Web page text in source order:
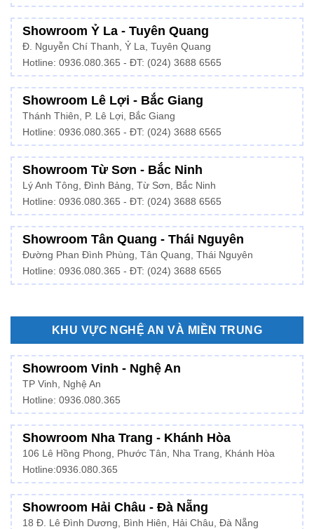
Showroom Ỷ La - Tuyên Quang
Đ. Nguyễn Chí Thanh, Ỷ La, Tuyên Quang
Hotline: 0936.080.365 - ĐT: (024) 3688 6565
Showroom Lê Lợi - Bắc Giang
Thánh Thiên, P. Lê Lợi, Bắc Giang
Hotline: 0936.080.365 - ĐT: (024) 3688 6565
Showroom Từ Sơn - Bắc Ninh
Lý Anh Tông, Đình Bảng, Từ Sơn, Bắc Ninh
Hotline: 0936.080.365 - ĐT: (024) 3688 6565
Showroom Tân Quang - Thái Nguyên
Đường Phan Đình Phùng, Tân Quang, Thái Nguyên
Hotline: 0936.080.365 - ĐT: (024) 3688 6565
KHU VỰC NGHỆ AN VÀ MIỀN TRUNG
Showroom Vinh - Nghệ An
TP Vinh, Nghệ An
Hotline: 0936.080.365
Showroom Nha Trang - Khánh Hòa
106 Lê Hồng Phong, Phước Tân, Nha Trang, Khánh Hòa
Hotline:0936.080.365
Showroom Hải Châu - Đà Nẵng
18 Đ. Lê Đình Dương, Bình Hiên, Hải Châu, Đà Nẵng